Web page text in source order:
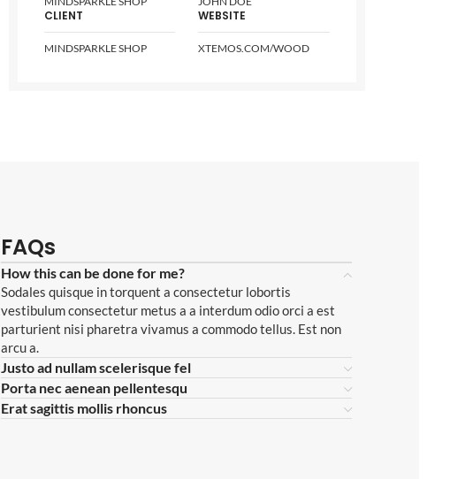
CLIENT
MINDSPARKLE SHOP
WEBSITE
XTEMOS.COM/WOOD
FAQs
How this can be done for me?
Sodales quisque in torquent a consectetur lobortis
vestibulum consectetur metus a a interdum odio orci a est
parturient nisi pharetra vivamus a commodo tellus. Est non
arcu a.
Justo ad nullam scelerisque fel
Porta nec aenean pellentesqu
Erat sagittis mollis rhoncus